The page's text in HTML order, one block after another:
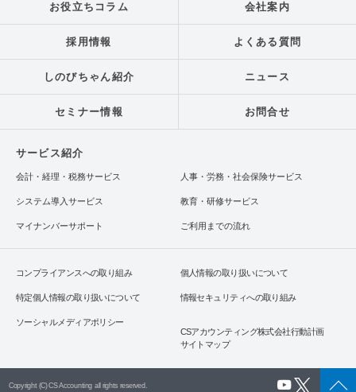
お役立ちコラム 会社案内
採用情報 よくある質問
しのびちゃん紹介 ニュース
セミナー情報 お問合せ
サービス紹介
会計・経理・税務サービス 人事・労務・社会保険サービス
システム導入サービス 教育・研修サービス
マイナンバーサポート ご利用までの流れ
コンプライアンスへの取り組み 個人情報の取り扱いについて
特定個人情報の取り扱いについて 情報セキュリティへの取り組み
ソーシャルメディアポリシー
CSアカウンティング株式会社行動計画
サイトマップ
Copyright (C) CS Accounting all rights reserved.